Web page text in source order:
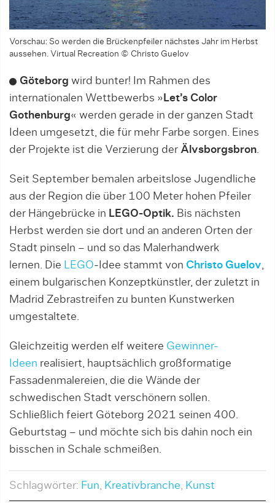
Vorschau: So werden die Brückenpfeiler nächstes Jahr im Herbst
aussehen. Virtual Recreation © Christo Guelov
Göteborg wird bunter! Im Rahmen des
internationalen Wettbewerbs » Let’s Color
Gothenburg« werden gerade in der ganzen Stadt
Ideen umgesetzt, die für mehr Farbe sorgen. Eines
der Projekte ist die Verzierung der Älvsborgsbron.
Seit September bemalen arbeitslose Jugendliche
aus der Region die über 100 Meter hohen Pfeiler
der Hängebrücke in LEGO-Optik. Bis nächsten
Herbst werden sie dort und an anderen Orten der
Stadt pinseln – und so das Malerhandwerk
lernen. Die LEGO-Idee stammt von Christo Guelov,
einem bulgarischen Konzeptkünstler, der zuletzt in
Madrid Zebrastreifen zu bunten Kunstwerken
umgestaltete.
Gleichzeitig werden elf weitere Gewinner-
Ideen realisiert, hauptsächlich großformatige
Fassadenmalereien, die die Wände der
schwedischen Stadt verschönern sollen.
Schließlich feiert Göteborg 2021 seinen 400.
Geburtstag – und möchte sich bis dahin noch ein
bisschen in Schale schmeißen.
Schlagwörter: Fun, Kreativbranche, Kunst